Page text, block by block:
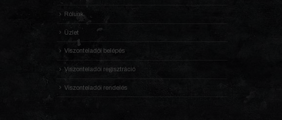
Rólunk
Üzlet
Viszonteladói belépés
Viszonteladói regisztráció
Viszonteladói rendelés